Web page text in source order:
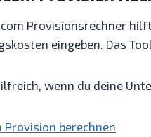
Provisionsrechner
eingeben. Das
wenn du deine
Provision berechnen